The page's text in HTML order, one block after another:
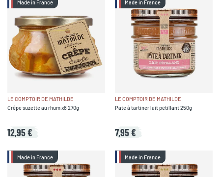
Made in France
LE COMPTOIR DE MATHILDE
Crêpe suzette au rhum x8 270g
12,95 €
Made in France
LE COMPTOIR DE MATHILDE
Pate à tartiner lait pétillant 250g
7,95 €
Made in France Made in France